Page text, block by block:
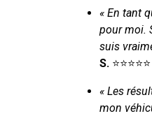
« En tant
pour moi.
suis
S. ⭐⭐⭐⭐⭐
« Les
mon